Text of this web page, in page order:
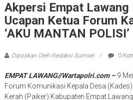
Akpersi Empat Lawang
Ucapan Ketua Forum
‘AKU MANTAN POLISI’
Diposkan Oleh:Redaksi Sumsel 0
EMPAT LAWANG//Wartapolri.com –9
Forum Komunikasi Kepala Desa
Kerah (Paiker) Kabupaten Empat